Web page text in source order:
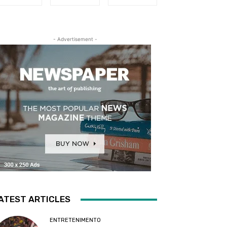
- Advertisement -
ARTICLES
ENTRETENIMENTO